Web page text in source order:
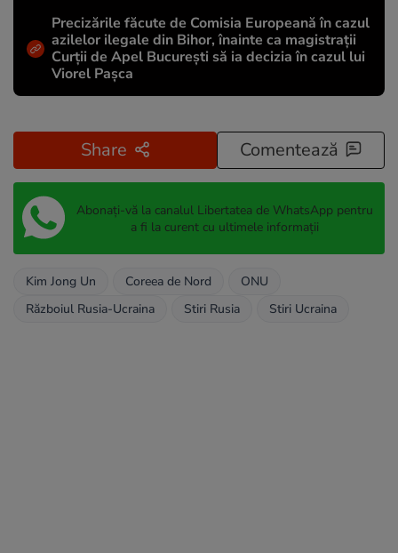
Precizările făcute de Comisia Europeană în cazul
azilelor ilegale din Bihor, înainte ca magistrații
Curții de Apel București să ia decizia în cazul lui
Viorel Pașca
Share Comentează
Abonați-vă la canalul Libertatea de WhatsApp pentru
a fi la curent cu ultimele informații
Kim Jong Un Coreea de Nord
ONU
Războiul Rusia-Ucraina
Stiri Rusia Stiri Ucraina